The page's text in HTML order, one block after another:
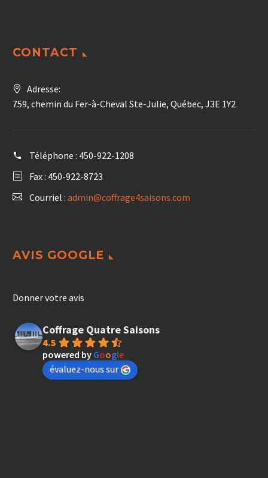
CONTACT
Adresse:
759, chemin du Fer-à-Cheval Ste-Julie, Québec, J3E 1Y2
Téléphone : 450-922-1208
Fax : 450-922-8723
Courriel : admin@coffrage4saisons.com
AVIS GOOGLE
Donner votre avis
Coffrage Quatre Saisons
4.5
powered by Google
évaluez-nous sur